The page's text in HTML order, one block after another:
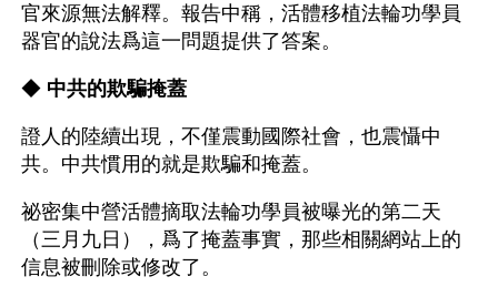
官來源無法解釋。報告中稱，活體移植法輪功學員
器官的說法爲這一問題提供了答案。
◆ 中共的欺騙掩蓋
證人的陸續出現，不僅震動國際社會，也震懾中
共。中共慣用的就是欺騙和掩蓋。
祕密集中營活體摘取法輪功學員被曝光的第二天
（三月九日），爲了掩蓋事實，那些相關網站上的
信息被刪除或修改了。